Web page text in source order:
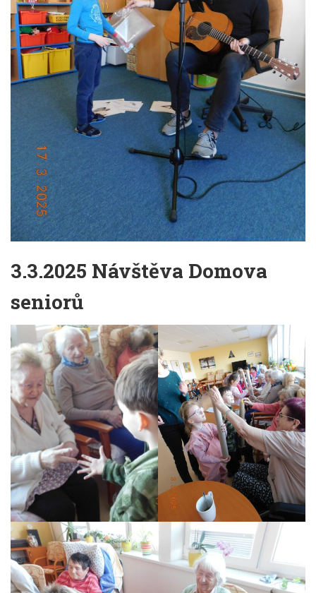
3.3.2025 Návštěva Domova
seniorů